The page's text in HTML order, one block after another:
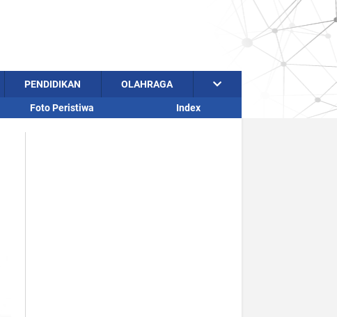
PENDIDIKAN OLAHRAGA
Foto Peristiwa Index